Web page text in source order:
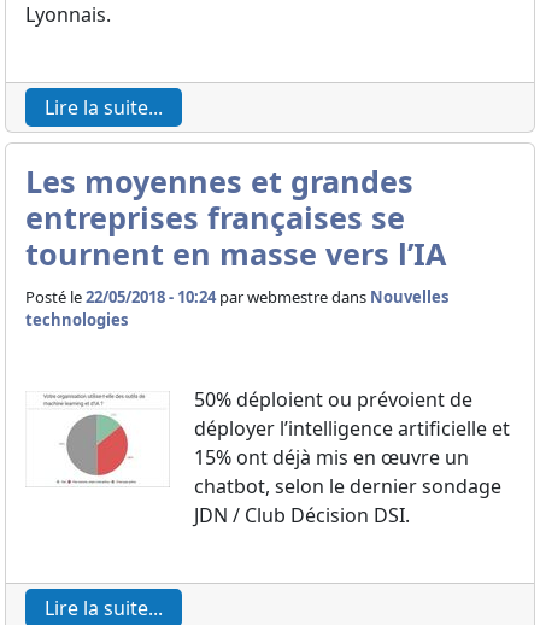
Lyonnais.
Lire la suite...
Les moyennes et grandes
entreprises françaises se
tournent en masse vers l’IA
Posté le22/05/2018 - 10:24 parwebmestre dans Nouvelles
technologies
50% déploient ou prévoient de
déployer l’intelligence artificielle et
15% ont déjà mis en œuvre un
chatbot, selon le dernier sondage
JDN / Club Décision DSI.
Lire la suite...